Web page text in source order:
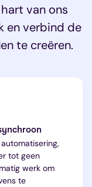
van ons
en verbind de
te creëren.
tot geen
werk om
te